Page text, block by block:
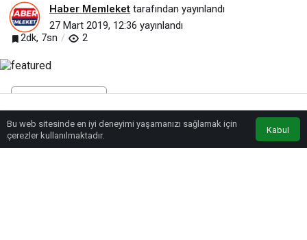
Haber Memleket tarafından yayınlandı
27 Mart 2019, 12:36 yayınlandı
2dk, 7sn
2
BEĞEN
Bu web sitesinde en iyi deneyimi yaşamanızı sağlamak için
çerezler kullanılmaktadır.
Kabul
Anasayfa Akış Eczaneler Trafik